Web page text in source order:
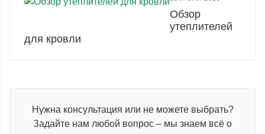
Обзор
утеплителей
для кровли
Нужна консультация или не можете выбрать?
Задайте нам любой вопрос – мы знаем всё о